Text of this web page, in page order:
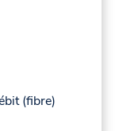
(fibre)